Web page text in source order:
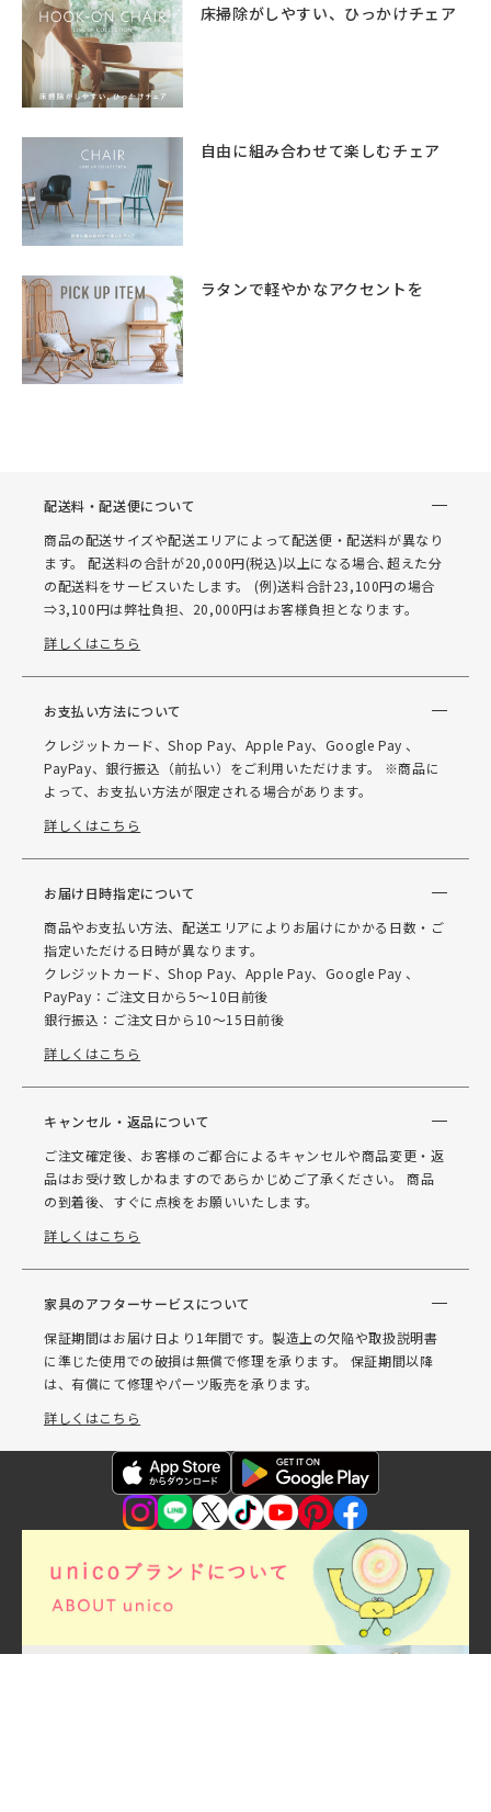
床掃除がしやすい、ひっかけチェア
自由に組み合わせて楽しむチェア
ラタンで軽やかなアクセントを
配送料・配送便について
商品の配送サイズや配送エリアによって配送便・配送料が異なり
ます。 配送料の合計が20,000円(税込)以上になる場合､超えた分
の配送料をサービスいたします。 (例)送料合計23,100円の場合
⇒3,100円は弊社負担、20,000円はお客様負担となります。
詳しくはこちら
お支払い方法について
クレジットカード、Shop Pay、Apple Pay、Google Pay 、
PayPay、銀行振込（前払い）をご利用いただけます。 ※商品に
よって、お支払い方法が限定される場合があります。
詳しくはこちら
お届け日時指定について
商品やお支払い方法、配送エリアによりお届けにかかる日数・ご
指定いただける日時が異なります。
クレジットカード、Shop Pay、Apple Pay、Google Pay 、
PayPay：ご注文日から5～10日前後
銀行振込：ご注文日から10～15日前後
詳しくはこちら
キャンセル・返品について
ご注文確定後、お客様のご都合によるキャンセルや商品変更・返
品はお受け致しかねますのであらかじめご了承ください。 商品
の到着後、すぐに点検をお願いいたします。
詳しくはこちら
家具のアフターサービスについて
保証期間はお届け日より1年間です。製造上の欠陥や取扱説明書
に準じた使用での破損は無償で修理を承ります。 保証期間以降
は、有償にて修理やパーツ販売を承ります。
詳しくはこちら